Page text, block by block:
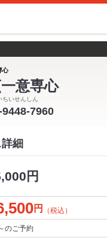
心
意専心
いせんしん
9448-7960
細
円
円 （税込）
のご予約